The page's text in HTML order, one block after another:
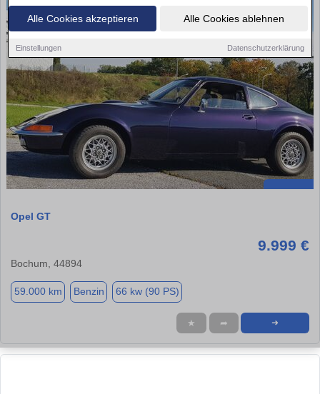
Alle Cookies akzeptieren Alle Cookies ablehnen
Einstellungen Datenschutzerklärung
Opel GT
9.999 €
Bochum, 44894
59.000 km Benzin 66 kw (90 PS)
★ ➦ ➜